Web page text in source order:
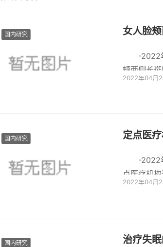
国内研究 女人脸
-2022
颊两侧长
生素C可以
2022年04月
国内研究 定点医
-2022
点医疗机
人可在...
2022年04月
国内研究 治疗失